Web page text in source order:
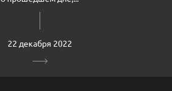
22 декабря 2022